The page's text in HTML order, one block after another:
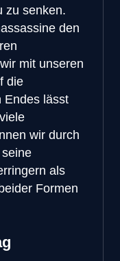
zu senken.
den
mit unseren
die
Endes lässt
wir durch
als
Formen